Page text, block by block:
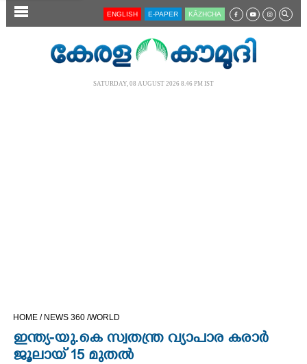
SECTIONS
CINEMA
OPINION
ENGLISH E-PAPER KĀZHCHA
SATURDAY, 08 AUGUST 2026 8.46 PM IST
HOME / NEWS 360 /WORLD
ഇന്ത്യ-യു.കെ സ്വതന്ത്ര വ്യാപാര കരാർ
ജൂലായ് 15 മുതൽ